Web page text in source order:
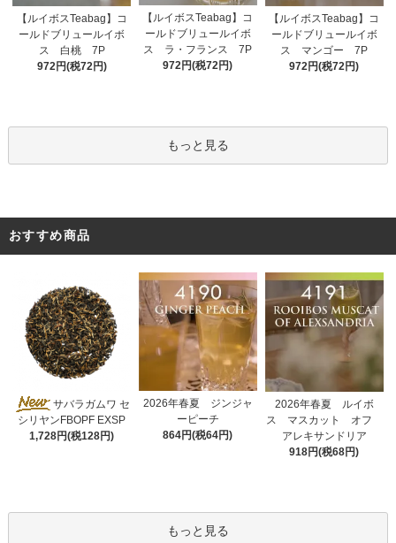
【ルイボスTeabag】コ
ールドブリュールイボ
ス 白桃 7P
972円(税72円)
【ルイボスTeabag】コ
ールドブリュールイボ
ス ラ・フランス 7P
972円(税72円)
【ルイボスTeabag】コ
ールドブリュールイボ
ス マンゴー 7P
972円(税72円)
もっと見る
おすすめ商品
サバラガムワ セ
シリヤンFBOPF EXSP
1,728円(税128円)
2026年春夏 ジンジャ
ーピーチ
864円(税64円)
2026年春夏 ルイボ
ス マスカット オフ
アレキサンドリア
918円(税68円)
もっと見る